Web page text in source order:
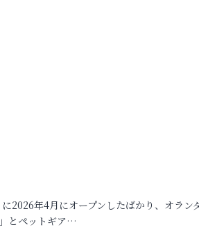
2026年4月にオープンしたばかり、オラン
とペットギア…